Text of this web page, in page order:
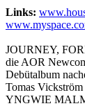
Links:
JOURNEY,
die AOR
Debütalbum
Tomas
YNGWIE